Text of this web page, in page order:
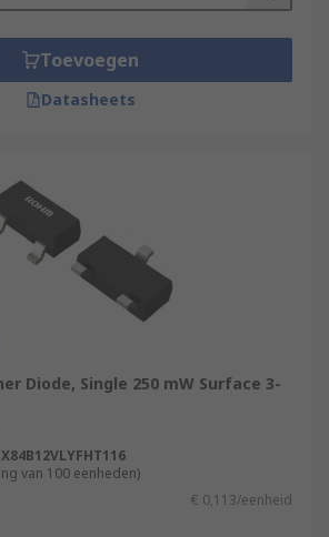
Toevoegen
Datasheets
Diode, Single 250 mW Surface 3-
van 100 eenheden)
€ 0,113/eenheid